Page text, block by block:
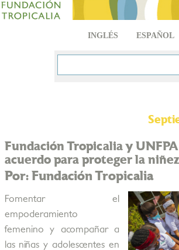
INGLÉS ESPAÑOL
Fundación Tropicalia y
acuerdo para proteger la
Por: Fundación Tropicalia
Fomentar el
empoderamiento
femenino y acompañar a
las niñas y adolescentes en